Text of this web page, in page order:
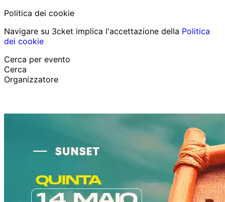
Politica dei cookie
Navigare su 3cket implica l'accettazione della Politica
dei cookie
Cerca per evento
Cerca
Organizzatore
Italiano
Ho perso il mio biglietto
LoginPromuovi evento